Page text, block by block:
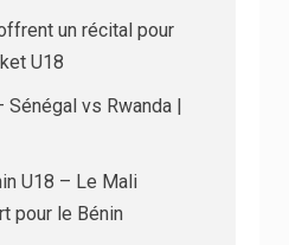
un récital pour
U18
vs Rwanda |
U18 – Le Mali
pour le Bénin